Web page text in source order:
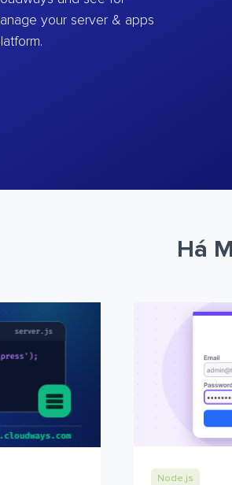
your server & apps
Há
Node.js